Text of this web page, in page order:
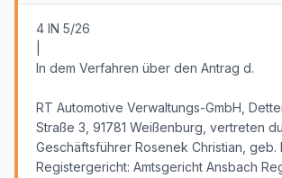
4 IN 5/26
In dem Verfahren über den Antrag d.
RT Automotive Verwaltungs-GmbH,
Straße 3, 91781 Weißenburg, vertreten
Geschäftsführer Rosenek Christian, geb.
Registergericht: Amtsgericht Ansbach